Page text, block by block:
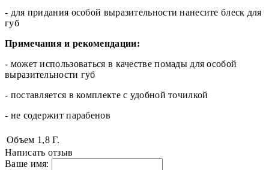
- для придания особой выразительности нанесите блеск для
губ
Примечания и рекомендации:
- может использоваться в качестве помады для особой
выразительности губ
- поставляется в комплекте с удобной точилкой
- не содержит парабенов
Объем 1,8 Г.
Написать отзыв
Ваше имя: